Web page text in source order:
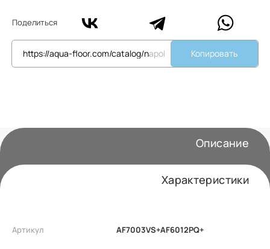
Поделиться
Копировать
Характеристики
Описание
Артикул AF7003VS+AF6012PQ+